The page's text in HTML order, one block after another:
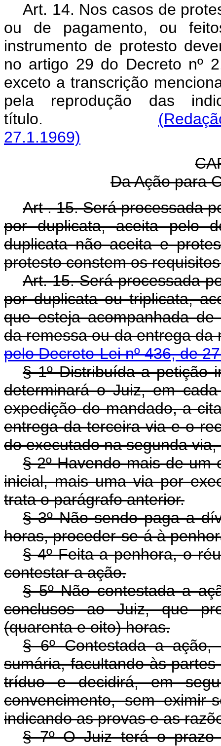
Art. 14. Nos casos de
ou de pagamento, ou
instrumento de protesto
no artigo 29 do Decreto nº
exceto a transcrição
pela reprodução das
título.
27.1.1969)
Da Ação para
Art . 15. Será processada
por duplicata, aceita pelo
duplicata não aceita e
protesto constem os
Art. 15. Será processada
por duplicata ou triplicata,
que esteja acompanhada
da remessa ou da
pelo Decreto-Lei nº 436, de
§ 1º Distribuída a petição
determinará o Juiz, em
expedição do mandado, a
entrega da terceira via e o
do executado na segunda
§ 2º Havendo mais de um
inicial, mais uma via por
trata o parágrafo anterior.
§ 3º Não sendo paga a
horas, proceder-se-á à
§ 4º Feita a penhora, o
contestar a ação.
§ 5º Não contestada a
conclusos ao Juiz, que
(quarenta e oito) horas.
§ 6º Contestada a
sumária, facultando às
tríduo e decidirá, em
convencimento, sem
indicando as provas e as
§ 7º O Juiz terá o